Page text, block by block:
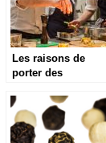
Les raisons de
porter des
cuisine
appropriées